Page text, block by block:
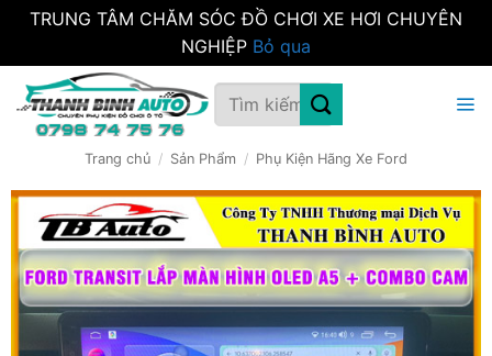
TRUNG TÂM CHĂM SÓC ĐỒ CHƠI XE HƠI CHUYÊN
NGHIỆP Bỏ qua
qua
Tìm
kiếm:
Trang chủ / Sản Phẩm / Phụ Kiện Hãng Xe Ford